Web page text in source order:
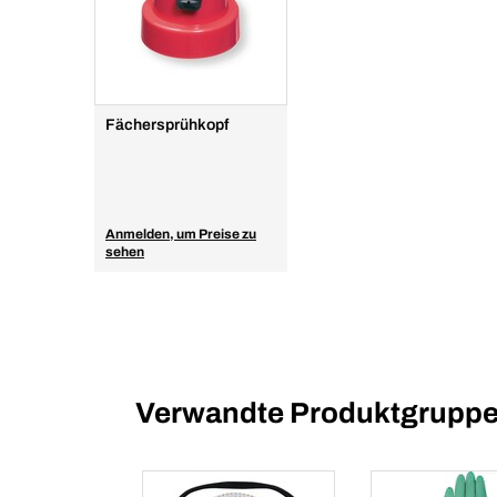
Fächersprühkopf
Anmelden, um Preise zu
sehen
Verwandte